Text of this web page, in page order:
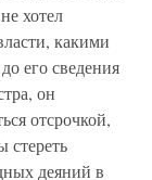
хотел
какими
его сведения
он
отсрочкой,
стереть
деяний в